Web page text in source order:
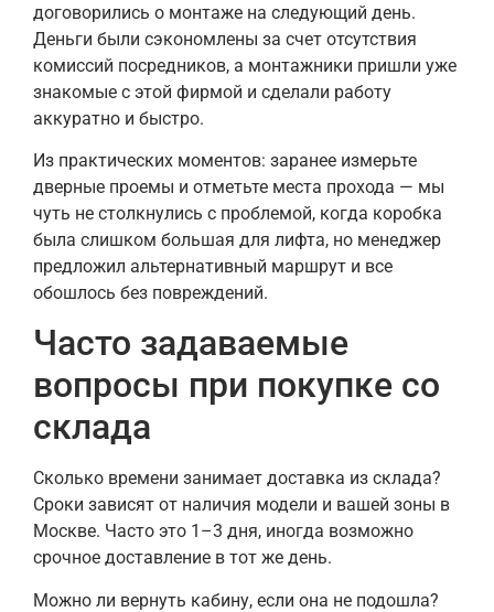
договорились о монтаже на следующий день.
Деньги были сэкономлены за счет отсутствия
комиссий посредников, а монтажники пришли уже
знакомые с этой фирмой и сделали работу
аккуратно и быстро.
Из практических моментов: заранее измерьте
дверные проемы и отметьте места прохода — мы
чуть не столкнулись с проблемой, когда коробка
была слишком большая для лифта, но менеджер
предложил альтернативный маршрут и все
обошлось без повреждений.
Часто задаваемые
вопросы при покупке со
склада
Сколько времени занимает доставка из склада?
Сроки зависят от наличия модели и вашей зоны в
Москве. Часто это 1–3 дня, иногда возможно
срочное доставление в тот же день.
Можно ли вернуть кабину, если она не подошла?